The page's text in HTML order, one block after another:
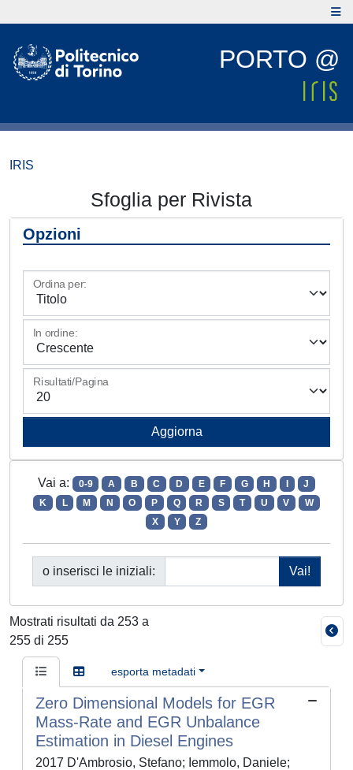
PORTO @
IRIS
Sfoglia per Rivista
Opzioni
Ordina per:
In ordine:
Risultati/Pagina
Vai a: 0-9 A B C D E F G H
J
K
L M N O P Q R S T U V
W
X
Y Z
o inserisci le iniziali:
Mostrati risultati da 253 a
255 di 255
esporta metadati
Zero Dimensional Models for EGR
Mass-Rate and EGR Unbalance
Estimation in Diesel Engines
2017 D'Ambrosio, Stefano; Iemmolo, Daniele;